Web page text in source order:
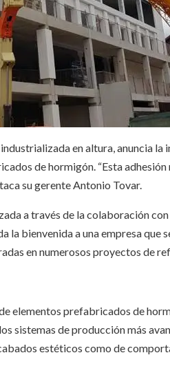
en altura, anuncia
de hormigón. “Esta
su gerente Antonio Tovar.
a través de la colaboración
bienvenida a una empresa que
en numerosos proyectos de
elementos prefabricados de
sistemas de producción más
estéticos como de